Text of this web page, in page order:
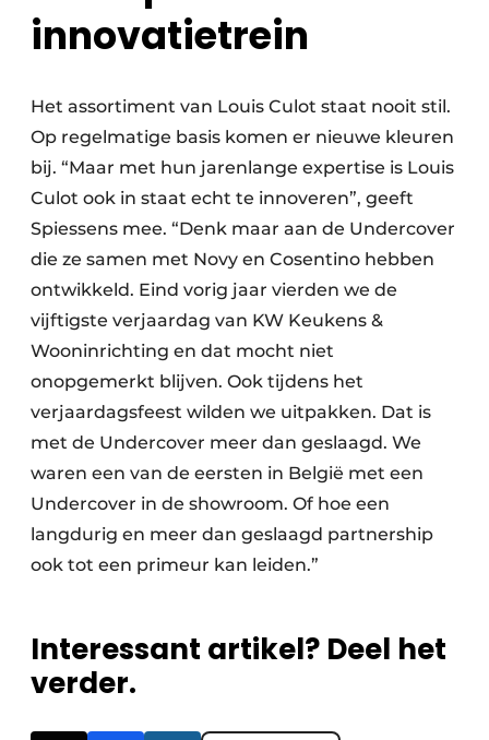
innovatietrein
Het assortiment van Louis Culot staat nooit stil.
Op regelmatige basis komen er nieuwe kleuren
bij. “Maar met hun jarenlange expertise is Louis
Culot ook in staat echt te innoveren”, geeft
Spiessens mee. “Denk maar aan de Undercover
die ze samen met Novy en Cosentino hebben
ontwikkeld. Eind vorig jaar vierden we de
vijftigste verjaardag van KW Keukens &
Wooninrichting en dat mocht niet
onopgemerkt blijven. Ook tijdens het
verjaardagsfeest wilden we uitpakken. Dat is
met de Undercover meer dan geslaagd. We
waren een van de eersten in België met een
Undercover in de showroom. Of hoe een
langdurig en meer dan geslaagd partnership
ook tot een primeur kan leiden.”
Interessant artikel? Deel het
verder.